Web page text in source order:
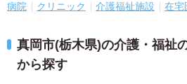
病院 クリニック 介護福祉施設 在宅
真岡市(栃木県)の介護・福祉
から探す